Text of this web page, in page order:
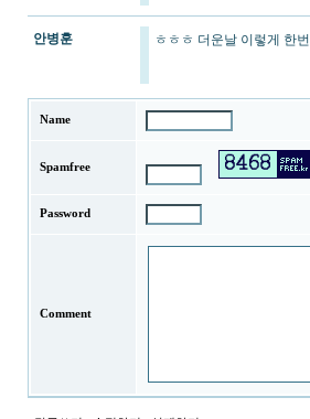
안병훈 ㅎㅎㅎ 더운날 이렇게 한
Name
Spamfree
Password
Comment